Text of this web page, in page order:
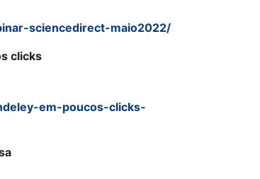
sciencedirect-maio2022/
clicks
em-poucos-clicks-